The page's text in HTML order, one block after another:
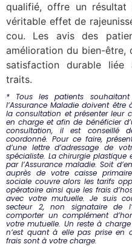
qualifié, offre un
véritable effet de
cou. Les avis des
amélioration du bien-être,
satisfaction durable liée
traits.
* Tous les patients
l’Assurance Maladie doivent
la consultation et présenter leur
en charge et afin de bénéficier
consultation, il est conseillé
coordonné. Pour ce faire,
d’une lettre d’adressage de
spécialiste. La chirurgie plastique
par l’Assurance maladie. Soit
auprès de votre caisse
sociale couvre alors les tarifs
opératoire ainsi que les frais
avec votre mutuelle.Je suis
secteur 2, non signataire de
comporter un complément
votre mutuelle. Un reste à
n’est quant à elle pas prise en
frais sont à votre charge.